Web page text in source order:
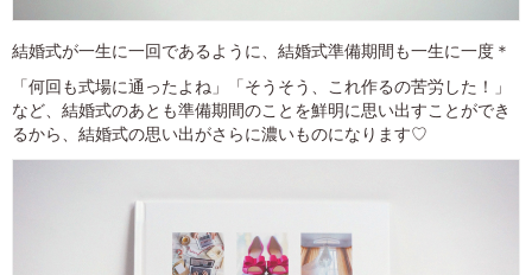
結婚式が一生に一回であるように、結婚式準備期間も一生に一度＊
「何回も式場に通ったよね」「そうそう、これ作るの苦労した！」
など、結婚式のあとも準備期間のことを鮮明に思い出すことができ
るから、結婚式の思い出がさらに濃いものになります♡